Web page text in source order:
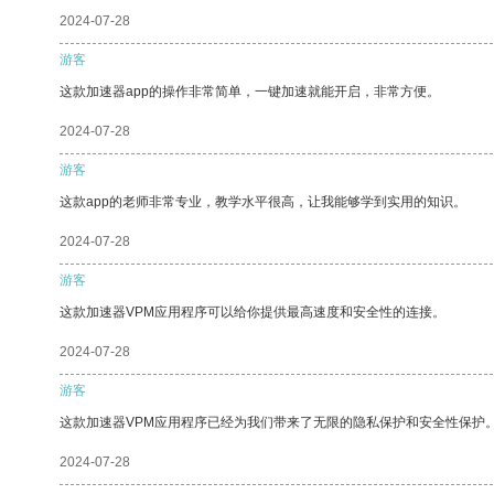
2024-07-28
游客
这款加速器app的操作非常简单，一键加速就能开启，非常方便。
2024-07-28
游客
这款app的老师非常专业，教学水平很高，让我能够学到实用的知识。
2024-07-28
游客
这款加速器VPM应用程序可以给你提供最高速度和安全性的连接。
2024-07-28
游客
这款加速器VPM应用程序已经为我们带来了无限的隐私保护和安全性保护
2024-07-28